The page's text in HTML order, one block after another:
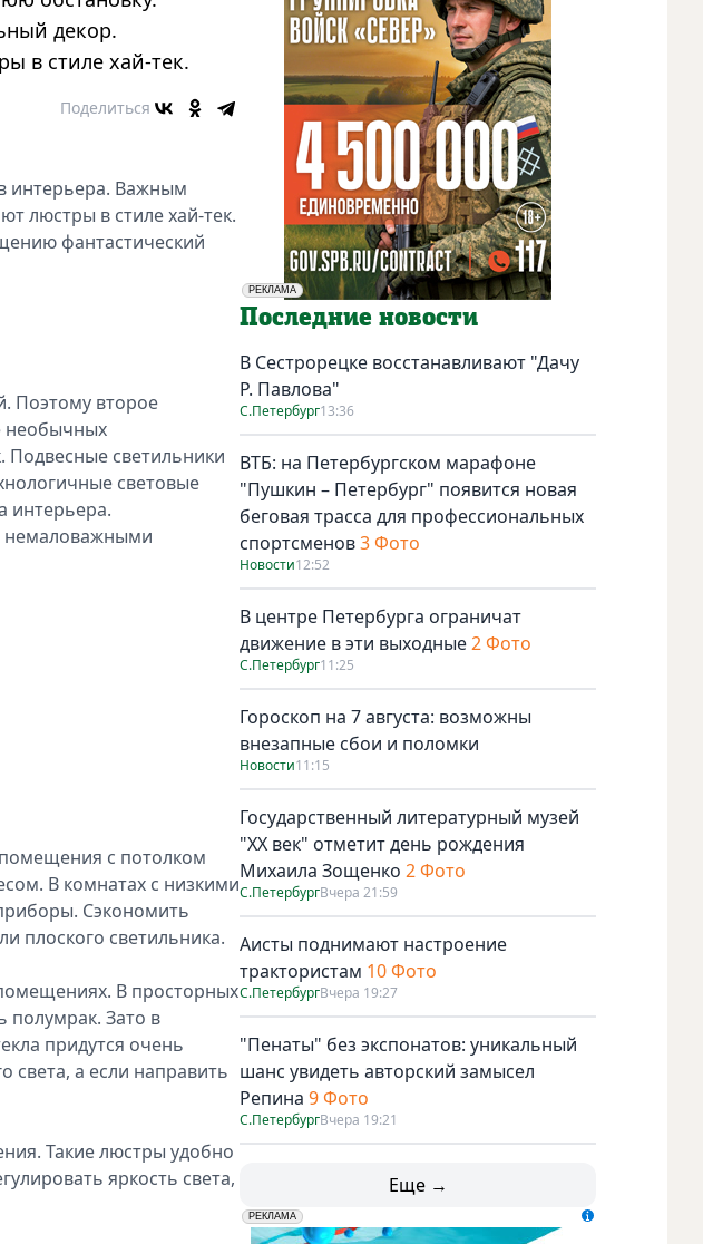
декор.
в стиле хай-тек.
Поделиться
интерьера. Важным
люстры в стиле хай-тек.
фантастический
Поэтому второе
необычных
Подвесные светильники
световые
интерьера.
немаловажными
помещения с потолком
В комнатах с низкими
Сэкономить
плоского светильника.
В просторных
полумрак. Зато в
придутся очень
света, а если направить
Такие люстры удобно
яркость света,
РЕКЛАМА
Социальная реклама
Последние новости
В Сестрорецке восстанавливают "Дачу
Р. Павлова"
С.Петербург13:36
ВТБ: на Петербургском марафоне
"Пушкин – Петербург" появится новая
беговая трасса для профессиональных
спортсменов3 Фото
Новости12:52
В центре Петербурга ограничат
движение в эти выходные2 Фото
С.Петербург11:25
Гороскоп на 7 августа: возможны
внезапные сбои и поломки
Новости11:15
Государственный литературный музей
"ХХ век" отметит день рождения
Михаила Зощенко 2 Фото
С.ПетербургВчера 21:59
Аисты поднимают настроение
трактористам 10 Фото
С.ПетербургВчера 19:27
"Пенаты" без экспонатов: уникальный
шанс увидеть авторский замысел
Репина 9 Фото
С.ПетербургВчера 19:21
Еще →
erid: LdtCK5udn
РЕКЛАМА
АО "ГАТР", ИНН: 7841320717